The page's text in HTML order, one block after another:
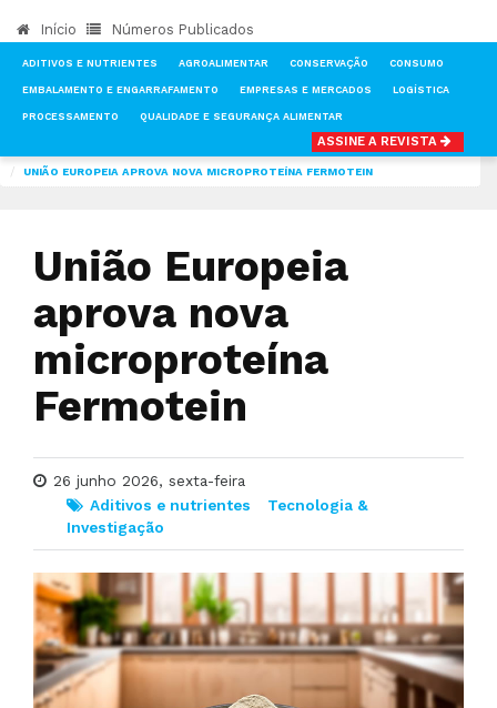
Início Números Publicados
ADITIVOS E NUTRIENTES AGROALIMENTAR CONSERVAÇÃO CONSUMO
EMBALAMENTO E ENGARRAFAMENTO EMPRESAS E MERCADOS LOGÍSTICA
PROCESSAMENTO QUALIDADE E SEGURANÇA ALIMENTAR
ASSINE A REVISTA
UNIÃO EUROPEIA APROVA NOVA MICROPROTEÍNA FERMOTEIN
União Europeia
aprova nova
microproteína
Fermotein
26 junho 2026, sexta-feira
Aditivos e nutrientes
Tecnologia &
Investigação